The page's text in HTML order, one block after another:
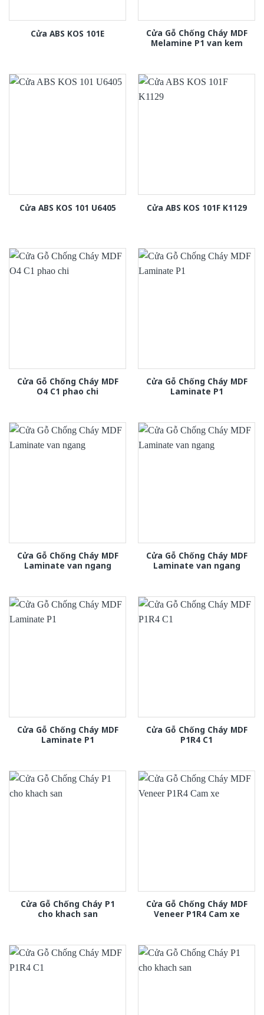
Cửa ABS KOS 101E
Cửa Gỗ Chống Cháy MDF
Melamine P1 van kem
Cửa ABS KOS 101 U6405 Cửa ABS KOS 101F K1129
Cửa Gỗ Chống Cháy MDF
O4 C1 phao chi
Cửa Gỗ Chống Cháy MDF
Laminate P1
Cửa Gỗ Chống Cháy MDF
Laminate van ngang
Cửa Gỗ Chống Cháy MDF
Laminate van ngang
Cửa Gỗ Chống Cháy MDF
Laminate P1
Cửa Gỗ Chống Cháy MDF
P1R4 C1
Cửa Gỗ Chống Cháy P1
cho khach san
Cửa Gỗ Chống Cháy MDF
Veneer P1R4 Cam xe